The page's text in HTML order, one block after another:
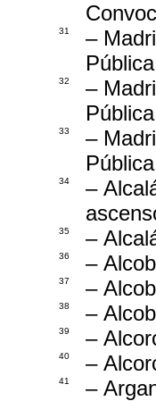
31
–
32
–
33
–
34
–
35 –
36 –
37 –
38 –
39 –
40 –
41 –